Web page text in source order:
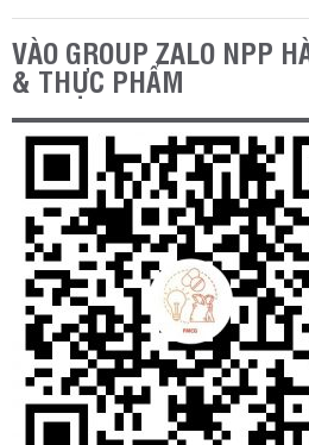
VÀO GROUP ZALO NPP
& THỰC PHẨM